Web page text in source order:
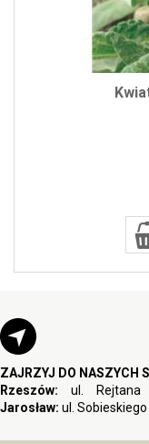
ZAJRZYJ DO NASZYCH
Rzeszów: ul.
Jarosław: ul. Sobieskiego